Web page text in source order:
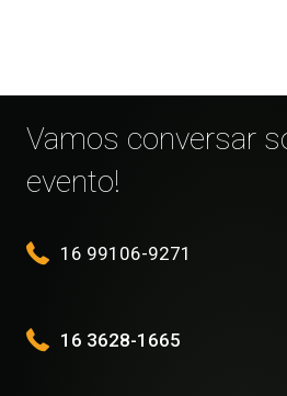
Vamos conversar
evento!
16 99106-9271
16 3628-1665